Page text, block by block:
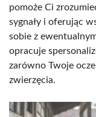
pomoże Ci
sygnały i oferując
sobie z
opracuje
zarówno Twoje
zwierzęcia.